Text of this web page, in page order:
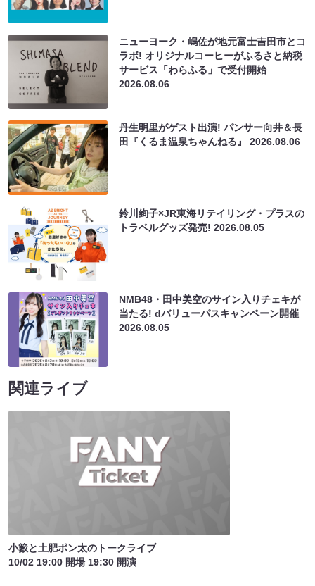
ニューヨーク・嶋佐が地元富士吉田市とコ
ラボ! オリジナルコーヒーがふるさと納税
サービス「わらふる」で受付開始
2026.08.06
丹生明里がゲスト出演! パンサー向井＆長
田『くるま温泉ちゃんねる』2026.08.06
鈴川絢子×JR東海リテイリング・プラスの
トラベルグッズ発売!2026.08.05
NMB48・田中美空のサイン入りチェキが
当たる! dバリューパスキャンペーン開催
2026.08.05
関連ライブ
小籔と土肥ポン太のトークライブ
10/02 19:00 開場 19:30 開演